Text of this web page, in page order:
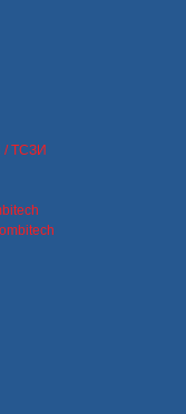
/ ТСЗИ